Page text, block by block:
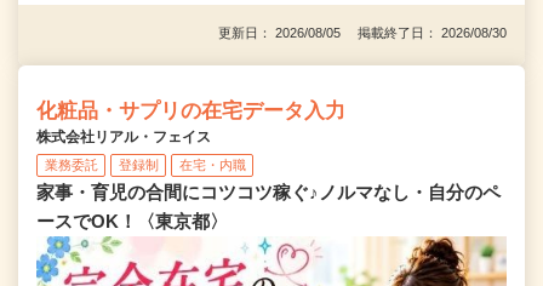
更新日： 2026/08/05 掲載終了日： 2026/08/30
化粧品・サプリの在宅データ入力
株式会社リアル・フェイス
業務委託 登録制 在宅・内職
家事・育児の合間にコツコツ稼ぐ♪ノルマなし・自分のペ
ースでOK！〈東京都〉